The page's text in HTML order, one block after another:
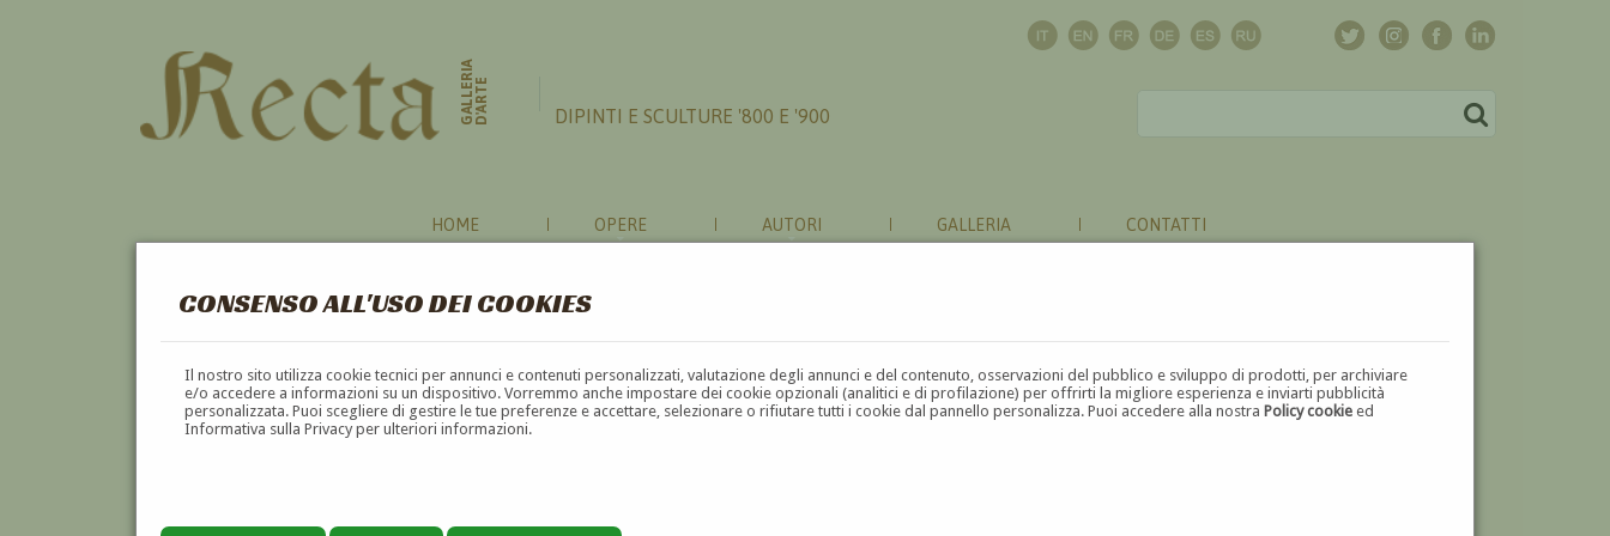
CONSENSO ALL'USO DEI COOKIES
Il nostro sito utilizza cookie tecnici per annunci e contenuti personalizzati, valutazione degli annunci e del contenuto, osservazioni del pubblico e sviluppo di prodotti, per archiviare
e/o accedere a informazioni su un dispositivo. Vorremmo anche impostare dei cookie opzionali (analitici e di profilazione) per offrirti la migliore esperienza e inviarti pubblicità
personalizzata. Puoi scegliere di gestire le tue preferenze e accettare, selezionare o rifiutare tutti i cookie dal pannello personalizza. Puoi accedere alla nostraPolicy cookie ed
Informativa sulla Privacy per ulteriori informazioni.
GALLERIAD'ARTE DIPINTI E SCULTURE '800 E '900
HOME OPERE AUTORI GALLERIA CONTATTI
CHIOGGIA
A B C D E F G H I J K L M N O P Q R S T U V W X Y Z ⬅